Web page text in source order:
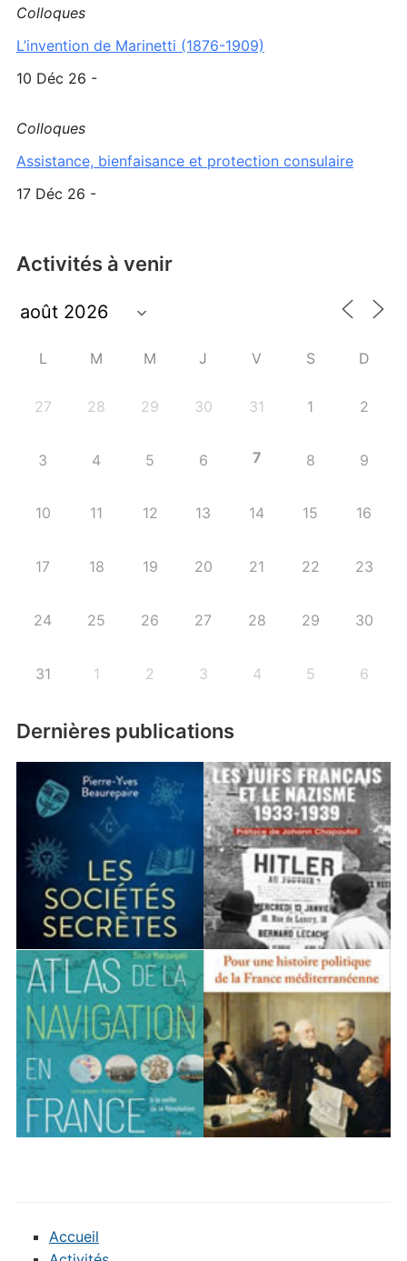
Colloques
L’invention de Marinetti (1876-1909)
10 Déc 26 -
Colloques
Assistance, bienfaisance et protection consulaire
17 Déc 26 -
Activités à venir
L M M J V S D
27 28 29 30 31 1 2
3 4 5 6 7 8 9
10 11 12 13 14 15 16
17 18 19 20 21 22 23
24 25 26 27 28 29 30
31 1 2 3 4 5 6
Dernières publications
Accueil